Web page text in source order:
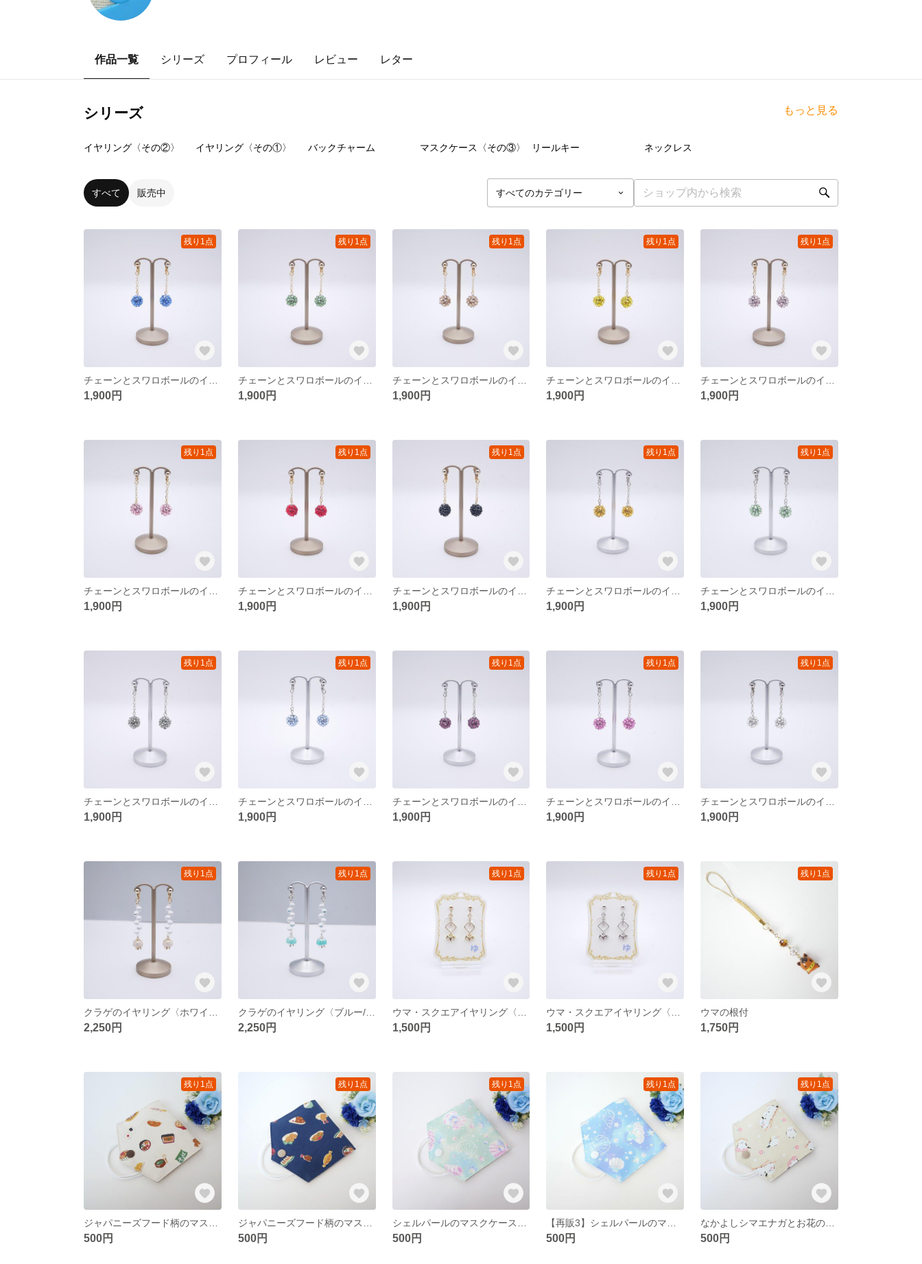
作品一覧 シリーズ プロフィール レビュー レター
シリーズ もっと見る
イヤリング〈その②〉 イヤリング〈その①〉 バックチャーム マスクケース〈その③〉 リールキー ネックレス
すべて 販売中
残り1点
1,900円
残り1点
1,900円
残り1点
1,900円
残り1点
1,900円
残り1点
1,900円
残り1点
1,900円
残り1点
1,900円
残り1点
1,900円
残り1点
1,900円
残り1点
1,900円
残り1点
1,900円
残り1点
1,900円
残り1点
1,900円
残り1点
1,900円
残り1点
1,900円
残り1点
2,250円
残り1点
クラゲのイヤリング〈ブルー/シルバー〉
2,250円
残り1点
1,500円
残り1点
1,500円
残り1点
ウマの根付
1,750円
残り1点
500円
残り1点
500円
残り1点
500円
残り1点
500円
残り1点
500円